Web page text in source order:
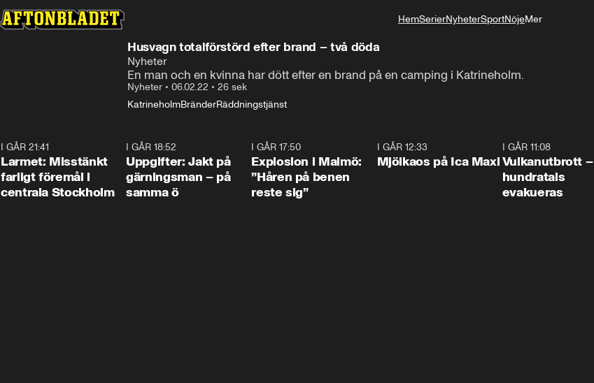
HemSerierNyheterSportNöjeMer
Husvagn totalförstörd efter brand – två döda
Nyheter
En man och en kvinna har dött efter en brand på en camping i Katrineholm.
Nyheter • 06.02.22 • 26 sek
KatrineholmBränderRäddningstjänst
I GÅR 21:41
Larmet: Misstänkt
farligt föremål i
centrala Stockholm
I GÅR 18:52
Uppgifter: Jakt på
gärningsman – på
samma ö
I GÅR 17:50
Explosion i Malmö:
”Håren på benen
reste sig”
I GÅR 12:33
Mjölkaos på Ica Maxi
I GÅR 11:08
Vulkanutbrott –
hundratals
evakueras